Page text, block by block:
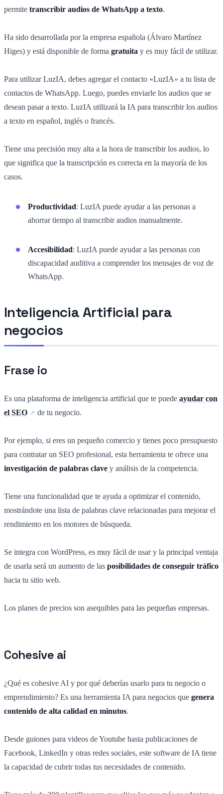
permite transcribir audios de WhatsApp a texto.
Ha sido desarrollada por la empresa española (Álvaro Martínez
Higes) y está disponible de forma gratuita y es muy fácil de utilizar.
Para utilizar LuzIA, debes agregar el contacto «LuzIA» a tu lista de
contactos de WhatsApp. Luego, puedes enviarle los audios que se
desean pasar a texto. LuzIA utilizará la IA para transcribir los audios
a texto en español, inglés o francés.
Tiene una precisión muy alta a la hora de transcribir los audios, lo
que significa que la transcripción es correcta en la mayoría de los
casos.
Productividad: LuzIA puede ayudar a las personas a
ahorrar tiempo al transcribir audios manualmente.
Accesibilidad: LuzIA puede ayudar a las personas con
discapacidad auditiva a comprender los mensajes de voz de
WhatsApp.
Inteligencia Artificial para
negocios
Frase io
Es una plataforma de inteligencia artificial que te puede ayudar con
el SEO
de tu negocio.
Por ejemplo, si eres un pequeño comercio y tienes poco presupuesto
para contratar un SEO profesional, esta herramienta te ofrece una
investigación de palabras clave y análisis de la competencia.
Tiene una funcionalidad que te ayuda a optimizar el contenido,
mostrándote una lista de palabras clave relacionadas para mejorar el
rendimiento en los motores de búsqueda.
Se integra con WordPress, es muy fácil de usar y la principal ventaja
de usarla será un aumento de las posibilidades de conseguir tráfico
hacia tu sitio web.
Los planes de precios son asequibles para las pequeñas empresas.
Cohesive ai
¿Qué es cohesive AI y por qué deberías usarlo para tu negocio o
emprendimiento? Es una herramienta IA para negocios que genera
contenido de alta calidad en minutos.
Desde guiones para videos de Youtube hasta publicaciones de
Facebook, LinkedIn y otras redes sociales, este software de IA tiene
la capacidad de cubrir todas tus necesidades de contenido.